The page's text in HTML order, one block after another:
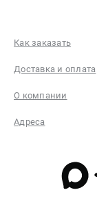
Как заказать
Доставка и оплата
О компании
Адреса